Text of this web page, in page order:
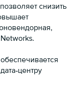
снизить